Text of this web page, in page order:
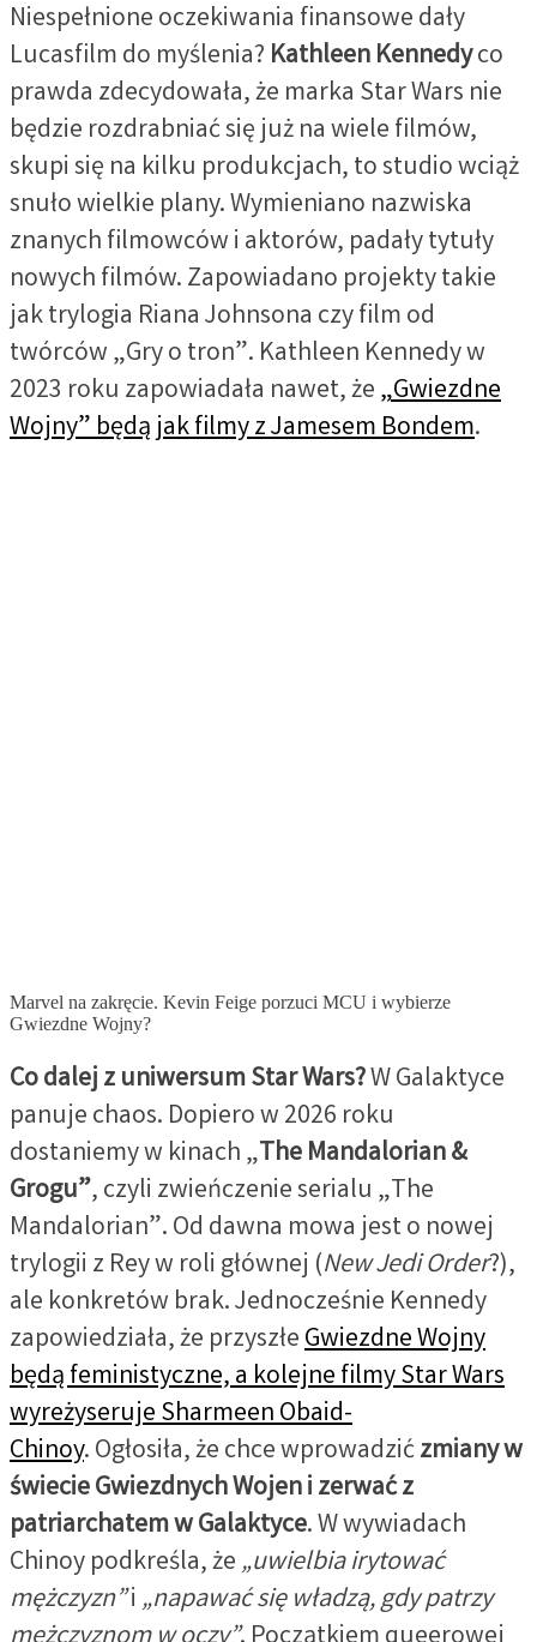
Niespełnione oczekiwania finansowe dały
Lucasfilm do myślenia? Kathleen Kennedyco
prawda zdecydowała, że marka Star Wars nie
będzie rozdrabniać się już na wiele filmów,
skupi się na kilku produkcjach, to studio wciąż
snuło wielkie plany. Wymieniano nazwiska
znanych filmowców i aktorów, padały tytuły
nowych filmów. Zapowiadano projekty takie
jak trylogia Riana Johnsona czy film od
twórców „Gry o tron”. Kathleen Kennedy w
2023 roku zapowiadała nawet, że„Gwiezdne
Wojny” będą jak filmy z Jamesem Bondem.
Marvel na zakręcie. Kevin Feige porzuci MCU i wybierze
Gwiezdne Wojny?
Co dalej z uniwersum Star Wars?W Galaktyce
panuje chaos. Dopiero w 2026 roku
dostaniemy w kinach „The Mandalorian &
Grogu”, czyli zwieńczenie serialu „The
Mandalorian”. Od dawna mowa jest o nowej
trylogii z Rey w roli głównej (New Jedi Order?),
ale konkretów brak. Jednocześnie Kennedy
zapowiedziała, że przyszłeGwiezdne Wojny
będą feministyczne, a kolejne filmy Star Wars
wyreżyseruje Sharmeen Obaid-
Chinoy. Ogłosiła, że chce wprowadzićzmiany w
świecie Gwiezdnych Wojen i zerwać z
patriarchatem w Galaktyce. W wywiadach
Chinoy podkreśla, że„uwielbia irytować
mężczyzn”i „napawać się władzą, gdy patrzy